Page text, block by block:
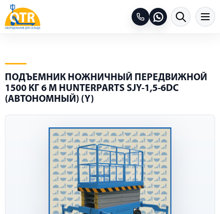
ПОДЪЕМНИК НОЖНИЧНЫЙ ПЕРЕДВИЖНОЙ
1500 КГ 6 М HUNTERPARTS SJY-1,5-6DC
(АВТОНОМНЫЙ) (Y)